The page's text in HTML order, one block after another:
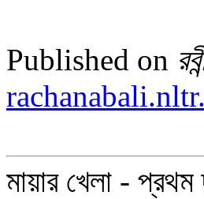
Published on
মায়ার খেলা -